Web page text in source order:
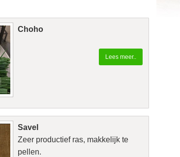
Choho
Lees meer..
Savel
Zeer productief ras, makkelijk te
pellen.